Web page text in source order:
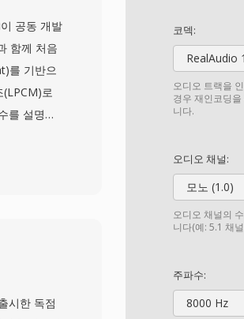
코덱:
RealAudio
오디오 트랙을
경우 재인코딩
니다.
오디오 채널:
모노 (1.0)
오디오 채널의
니다(예: 5.1 채
주파수:
8000 Hz
공동 개발
함께 처음
를 기반으
로
를 설명하
는
장된 데이
한 내장 메
시한 독점